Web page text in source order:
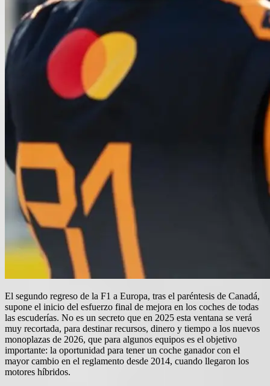
El segundo regreso de la F1 a Europa, tras el paréntesis de Canadá,
supone el inicio del esfuerzo final de mejora en los coches de todas
las escuderías. No es un secreto que en 2025 esta ventana se verá
muy recortada, para destinar recursos, dinero y tiempo a los nuevos
monoplazas de 2026, que para algunos equipos es el objetivo
importante: la oportunidad para tener un coche ganador con el
mayor cambio en el reglamento desde 2014, cuando llegaron los
motores híbridos.